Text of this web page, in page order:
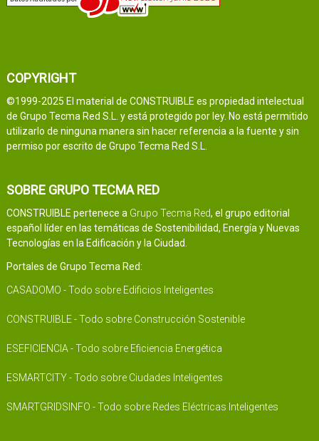
COPYRIGHT
©1999-2025 El material de CONSTRUIBLE es propiedad intelectual
de Grupo Tecma Red S.L. y está protegido por ley. No está permitido
utilizarlo de ninguna manera sin hacer referencia a la fuente y sin
permiso por escrito de Grupo Tecma Red S.L.
SOBRE GRUPO TECMA RED
CONSTRUIBLE pertenece a Grupo Tecma Red, el grupo editorial
español líder en las temáticas de Sostenibilidad, Energía y Nuevas
Tecnologías en la Edificación y la Ciudad.
Portales de Grupo Tecma Red:
CASADOMO - Todo sobre Edificios Inteligentes
CONSTRUIBLE - Todo sobre Construcción Sostenible
ESEFICIENCIA - Todo sobre Eficiencia Energética
ESMARTCITY - Todo sobre Ciudades Inteligentes
SMARTGRIDSINFO - Todo sobre Redes Eléctricas Inteligentes